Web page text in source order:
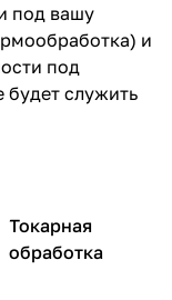
под вашу
и
под
служить
Токарная
обработка